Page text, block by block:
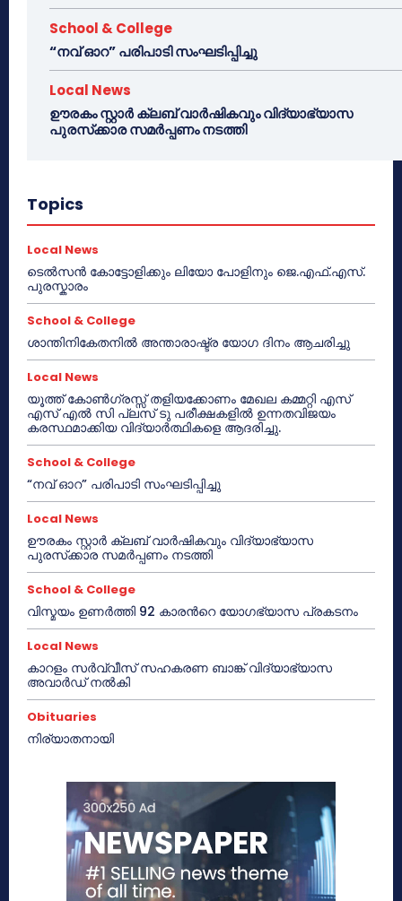
School & College
“നവ് ഓറ” പരിപാടി സംഘടിപ്പിച്ചു
Local News
ഊരകം സ്റ്റാർ ക്ലബ് വാർഷികവും വിദ്യാഭ്യാസ
പുരസ്‌ക്കാര സമർപ്പണം നടത്തി
Topics
Local News
ടെൽസൻ കോട്ടോളിക്കും ലിയോ പോളിനും ജെ.എഫ്.എസ്.
പുരസ്കാരം
School & College
ശാന്തിനികേതനിൽ അന്താരാഷ്ട്ര യോഗ ദിനം ആചരിച്ചു
Local News
യൂത്ത് കോൺഗ്രസ്സ് തളിയക്കോണം മേഖല കമ്മറ്റി എസ്
എസ് എൽ സി പ്ലസ് ടു പരീക്ഷകളിൽ ഉന്നതവിജയം
കരസ്ഥമാക്കിയ വിദ്യാർത്ഥികളെ ആദരിച്ചു.
School & College
“നവ് ഓറ” പരിപാടി സംഘടിപ്പിച്ചു
Local News
ഊരകം സ്റ്റാർ ക്ലബ് വാർഷികവും വിദ്യാഭ്യാസ
പുരസ്‌ക്കാര സമർപ്പണം നടത്തി
School & College
വിസ്മയം ഉണർത്തി 92 കാരൻറെ യോഗഭ്യാസ പ്രകടനം
Local News
കാറളം സർവ്വീസ് സഹകരണ ബാങ്ക് വിദ്യാഭ്യാസ
അവാർഡ് നൽകി
Obituaries
നിര്യാതനായി